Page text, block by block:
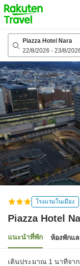
to
top
page
Piazza Hotel Nara
22/8/2026 - 23/8/
โรงแรมในเมือง
Piazza Hotel
แนะนำที่พัก ห้องพักแ
เดินประมาณ 1 นาทีจา